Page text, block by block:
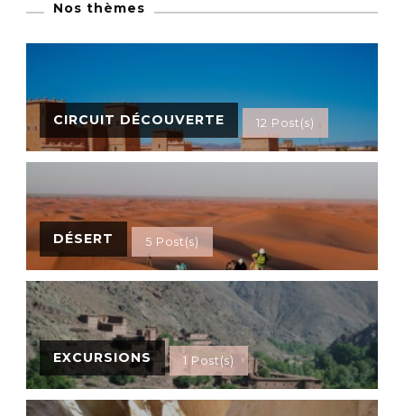
Nos thèmes
CIRCUIT DÉCOUVERTE 12 Post(s)
DÉSERT 5 Post(s)
EXCURSIONS 1 Post(s)